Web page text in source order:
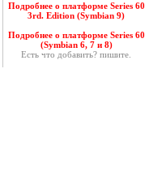
Подробнее о платформе Series 60
3rd. Edition (Symbian 9)
Подробнее о платформе Series 60
(Symbian 6, 7 и 8)
Есть что добавить? пишите.